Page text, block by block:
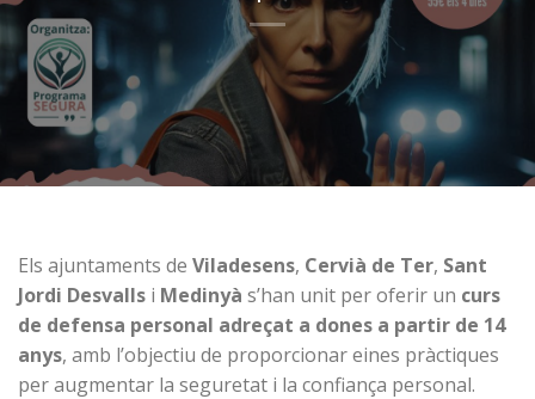
Els ajuntaments de Viladesens, Cervià de Ter, Sant
Jordi Desvalls i Medinyà s’han unit per oferir un curs
de defensa personal adreçat a dones a partir de 14
anys, amb l’objectiu de proporcionar eines pràctiques
per augmentar la seguretat i la confiança personal.